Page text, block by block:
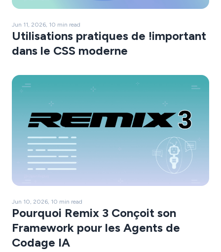
Jun 11, 2026, 10 min read
Utilisations pratiques de !important
dans le CSS moderne
Jun 10, 2026, 10 min read
Pourquoi Remix 3 Conçoit son
Framework pour les Agents de
Codage IA